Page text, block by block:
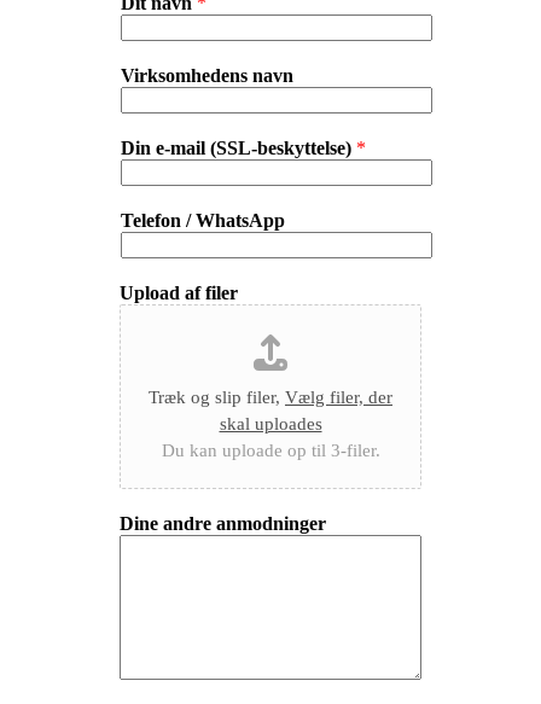
Virksomhedens navn
Din e-mail (SSL-beskyttelse) *
Telefon / WhatsApp
Upload af filer
Træk og slip filer, Vælg filer, der
skal uploades
Du kan uploade op til 3-filer.
Dine andre anmodninger